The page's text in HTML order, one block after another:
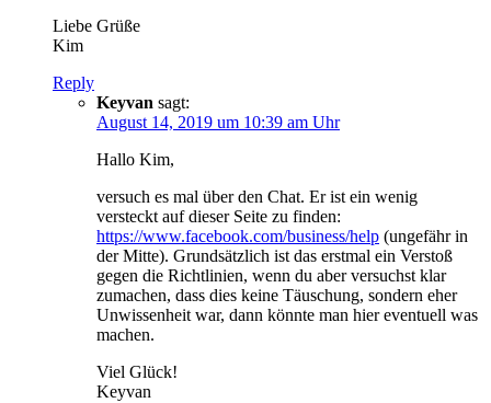
Liebe Grüße
Kim
Reply
Keyvan sagt:
August 14, 2019 um 10:39 am Uhr
Hallo Kim,
versuch es mal über den Chat. Er ist ein wenig
versteckt auf dieser Seite zu finden:
https://www.facebook.com/business/help (ungefähr in
der Mitte). Grundsätzlich ist das erstmal ein Verstoß
gegen die Richtlinien, wenn du aber versuchst klar
zumachen, dass dies keine Täuschung, sondern eher
Unwissenheit war, dann könnte man hier eventuell was
machen.
Viel Glück!
Keyvan